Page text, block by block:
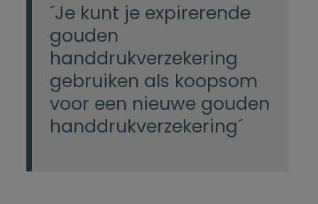
´Je kunt je expirerende
gouden
handdrukverzekering
gebruiken als koopsom
voor een nieuwe gouden
handdrukverzekering´